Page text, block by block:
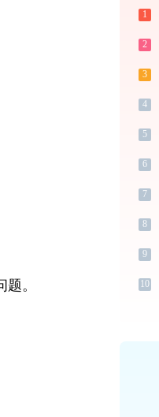
。
1
2
3
4
5
6
7
8
9
10